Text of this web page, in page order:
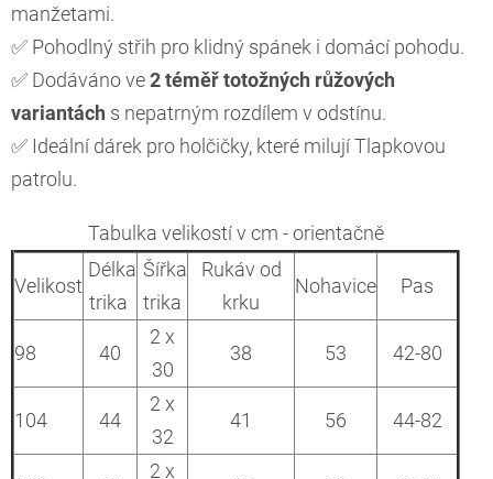
manžetami.
✅ Pohodlný střih pro klidný spánek i domácí pohodu.
✅ Dodáváno ve2 téměř totožných růžových
variantách s nepatrným rozdílem v odstínu.
✅ Ideální dárek pro holčičky, které milují Tlapkovou
patrolu.
Tabulka velikostí v cm - orientačně
Velikost
Délka
trika
Šířka
trika
Rukáv od
krku
Nohavice Pas
98 40
2 x
30
38 53 42-80
104 44
2 x
32
41 56 44-82
2 x